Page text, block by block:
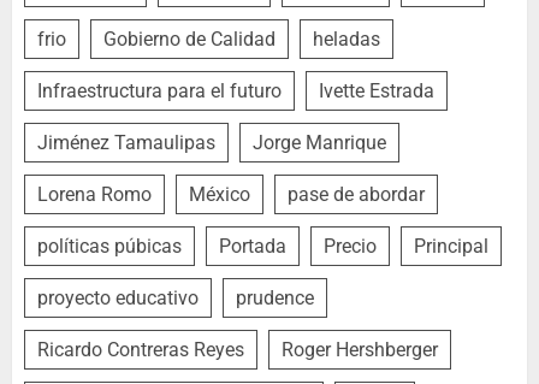
frio Gobierno de Calidad heladas
Infraestructura para el futuro Ivette Estrada
Jiménez Tamaulipas Jorge Manrique
Lorena Romo México pase de abordar
políticas púbicas Portada Precio Principal
proyecto educativo prudence
Ricardo Contreras Reyes Roger Hershberger